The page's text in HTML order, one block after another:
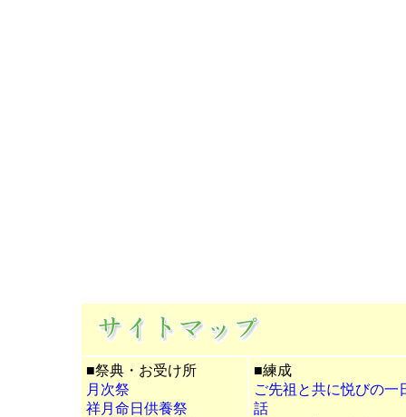
■祭典・お受け所
月次祭
祥月命日供養祭
■練成
ご先祖と共に悦びの一
話